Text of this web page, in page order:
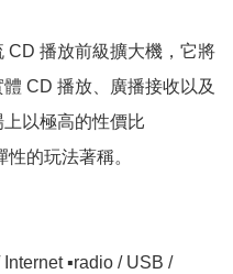
CD 播放前級擴大機，它將
CD 播放、廣播接收以及
以極高的性價比
性的玩法著稱。
▪️radio / USB /